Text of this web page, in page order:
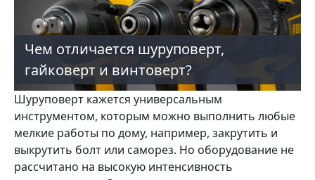
Чем отличается шуруповерт,
гайковерт и винтоверт?
Шуруповерт кажется универсальным
инструментом, которым можно выполнить любые
мелкие работы по дому, например, закрутить и
выкрутить болт или саморез. Но оборудование не
рассчитано на высокую интенсивность